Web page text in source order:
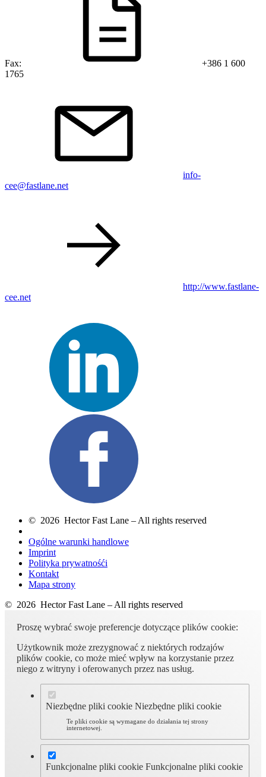
Fax:
+386 1 600
1765
info-
cee@fastlane.net
http://www.fastlane-
cee.net
© 2026 Hector Fast Lane – All rights reserved
Ogólne warunki handlowe
Imprint
Polityka prywatnośći
Kontakt
Mapa strony
© 2026 Hector Fast Lane – All rights reserved
Proszę wybrać swoje preferencje dotyczące plików cookie:
Użytkownik może zrezygnować z niektórych rodzajów
plików cookie, co może mieć wpływ na korzystanie przez
niego z witryny i oferowanych przez nas usług.
Niezbędne pliki cookie Niezbędne pliki cookie
Te pliki cookie są wymagane do działania tej strony
internetowej.
Funkcjonalne pliki cookie Funkcjonalne pliki cookie